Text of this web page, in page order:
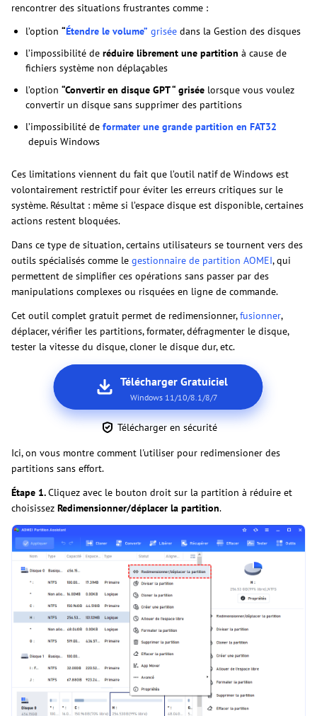
rencontrer des situations frustrantes comme :
l’option “Étendre le volume” grisée dans la Gestion des disques
l’impossibilité de réduire librement une partition à cause de
fichiers système non déplaçables
l’option “Convertir en disque GPT “ grisée lorsque vous voulez
convertir un disque sans supprimer des partitions
l’impossibilité de formater une grande partition en FAT32
depuis Windows
Ces limitations viennent du fait que l’outil natif de Windows est
volontairement restrictif pour éviter les erreurs critiques sur le
système. Résultat : même si l’espace disque est disponible, certaines
actions restent bloquées.
Dans ce type de situation, certains utilisateurs se tournent vers des
outils spécialisés comme le gestionnaire de partition AOMEI, qui
permettent de simplifier ces opérations sans passer par des
manipulations complexes ou risquées en ligne de commande.
Cet outil complet gratuit permet de redimensionner,fusionner,
déplacer, vérifier les partitions, formater, défragmenter le disque,
tester la vitesse du disque, cloner le disque dur, etc.
Télécharger Gratuiciel
Windows 11/10/8.1/8/7
Télécharger en sécurité
Ici, on vous montre comment l'utiliser pour redimensioner des
partitions sans effort.
Étape 1.Cliquez avec le bouton droit sur la partition à réduire et
choisissez Redimensionner/déplacer la partition.